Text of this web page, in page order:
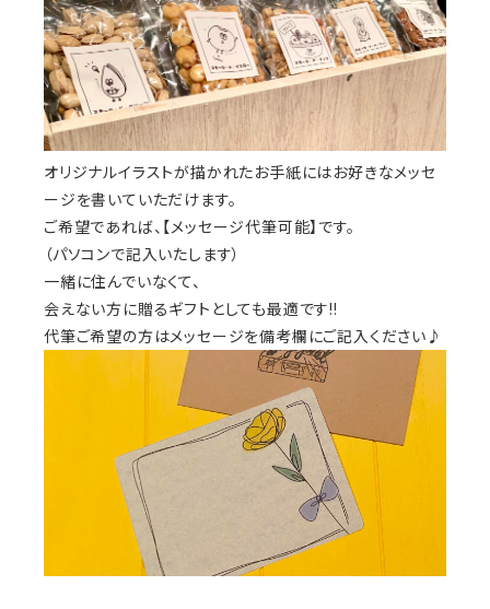
オリジナルイラストが描かれたお手紙にはお好きなメッセ
ージを書いていただけます。
ご希望であれば、【メッセージ代筆可能】です。
（パソコンで記入いたします）
一緒に住んでいなくて、
会えない方に贈るギフトとしても最適です!!
代筆ご希望の方はメッセージを備考欄にご記入ください♪